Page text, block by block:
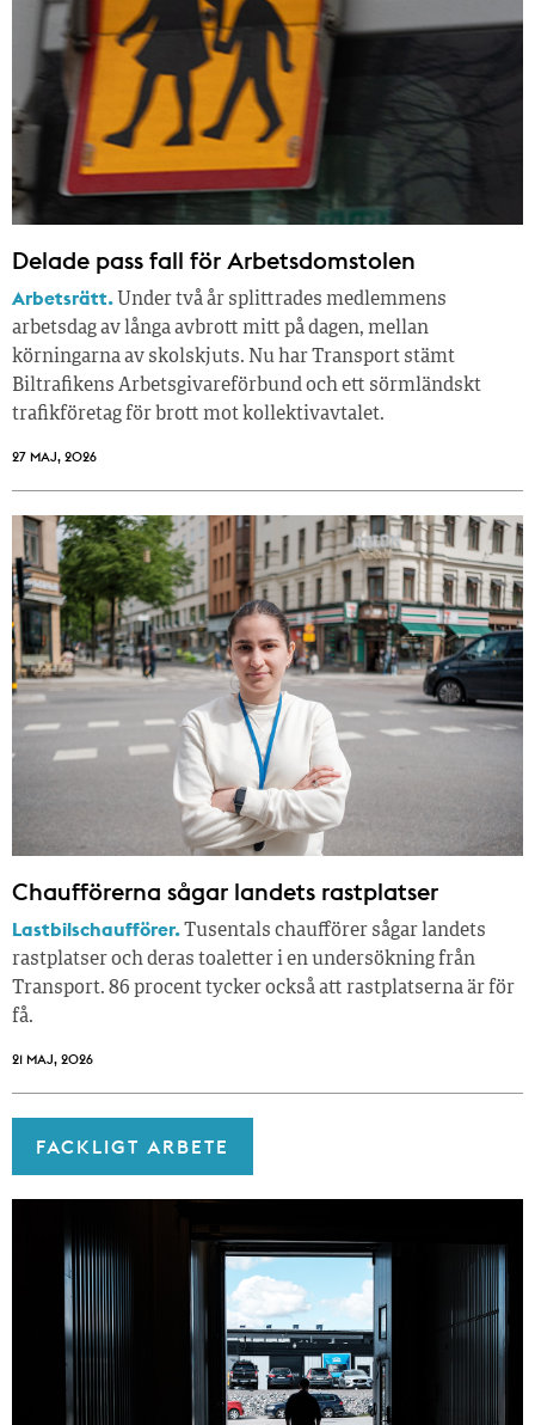
Delade pass fall för Arbetsdomstolen
Arbetsrätt. Under två år splittrades medlemmens
arbetsdag av långa avbrott mitt på dagen, mellan
körningarna av skolskjuts. Nu har Transport stämt
Biltrafikens Arbetsgivareförbund och ett sörmländskt
trafikföretag för brott mot kollektivavtalet.
27 MAJ, 2026
Chaufförerna sågar landets rastplatser
Lastbilschaufförer.Tusentals chaufförer sågar landets
rastplatser och deras toaletter i en undersökning från
Transport. 86 procent tycker också att rastplatserna är för
få.
21 MAJ, 2026
FACKLIGT ARBETE